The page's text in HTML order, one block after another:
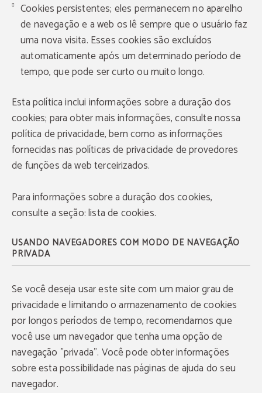
Cookies persistentes; eles permanecem no aparelho
de navegação e a web os lê sempre que o usuário faz
uma nova visita. Esses cookies são excluídos
automaticamente após um determinado período de
tempo, que pode ser curto ou muito longo.
Esta política inclui informações sobre a duração dos
cookies; para obter mais informações, consulte nossa
política de privacidade, bem como as informações
fornecidas nas políticas de privacidade de provedores
de funções da web terceirizados.
Para informações sobre a duração dos cookies,
consulte a seção: lista de cookies.
USANDO NAVEGADORES COM MODO DE NAVEGAÇÃO
PRIVADA
Se você deseja usar este site com um maior grau de
privacidade e limitando o armazenamento de cookies
por longos períodos de tempo, recomendamos que
você use um navegador que tenha uma opção de
navegação "privada". Você pode obter informações
sobre esta possibilidade nas páginas de ajuda do seu
navegador.